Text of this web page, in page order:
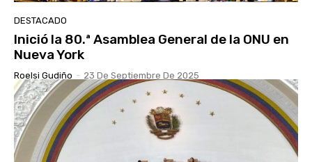
DESTACADO
Inició la 80.ª Asamblea General de la ONU en
Nueva York
Roelsi Gudiño - 23 De Septiembre De 2025